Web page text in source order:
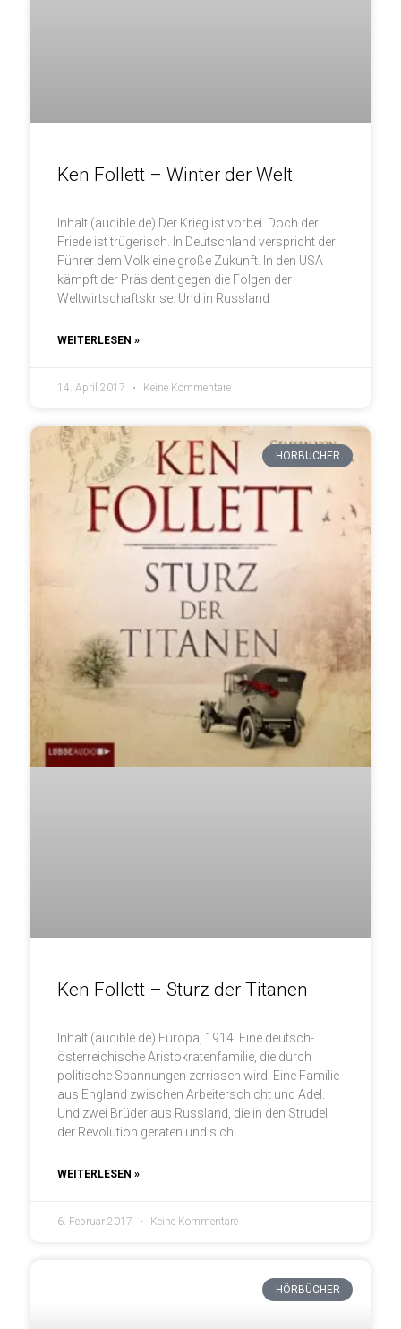
Ken Follett – Winter der Welt
Inhalt (audible.de) Der Krieg ist vorbei. Doch der
Friede ist trügerisch. In Deutschland verspricht der
Führer dem Volk eine große Zukunft. In den USA
kämpft der Präsident gegen die Folgen der
Weltwirtschaftskrise. Und in Russland
WEITERLESEN »
14. April 2017 Keine Kommentare
HÖRBÜCHER
Ken Follett – Sturz der Titanen
Inhalt (audible.de) Europa, 1914: Eine deutsch-
österreichische Aristokratenfamilie, die durch
politische Spannungen zerrissen wird. Eine Familie
aus England zwischen Arbeiterschicht und Adel.
Und zwei Brüder aus Russland, die in den Strudel
der Revolution geraten und sich
WEITERLESEN »
6. Februar 2017 Keine Kommentare
HÖRBÜCHER